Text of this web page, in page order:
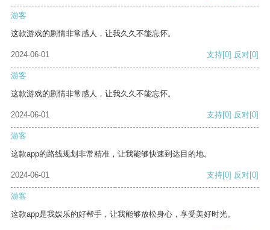
游客
这款游戏的剧情非常感人，让我久久不能忘怀。
2024-06-01 支持[0] 反对[0]
游客
这款游戏的剧情非常感人，让我久久不能忘怀。
2024-06-01 支持[0] 反对[0]
游客
这款app的路线规划非常精准，让我能够快速到达目的地。
2024-06-01 支持[0] 反对[0]
游客
这款app是我娱乐的好帮手，让我能够放松身心，享受美好时光。